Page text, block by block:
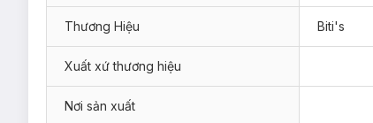
Thương Hiệu Biti's
Xuất xứ thương hiệu
Nơi sản xuất